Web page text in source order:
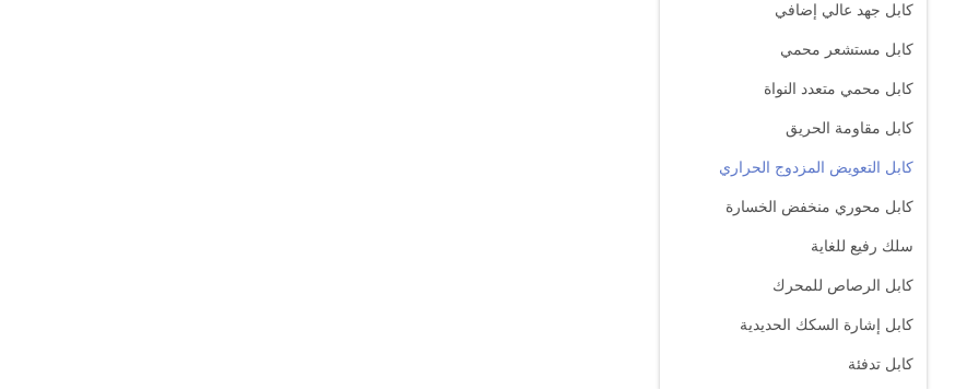
كابل جهد عالي إضافي
كابل مستشعر محمي
كابل محمي متعدد النواة
كابل مقاومة الحريق
كابل التعويض المزدوج الحراري
كابل محوري منخفض الخسارة
سلك رفيع للغاية
كابل الرصاص للمحرك
كابل إشارة السكك الحديدية
كابل تدفئة